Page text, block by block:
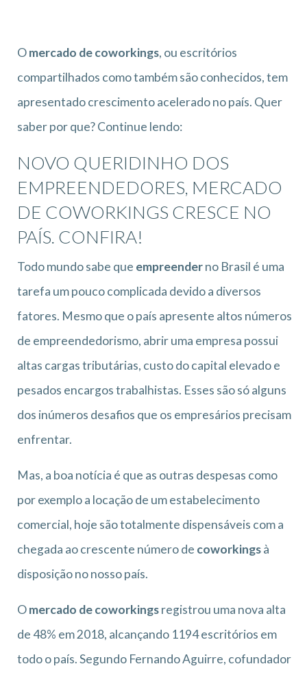
Omercado de coworkings, ou escritórios
compartilhados como também são conhecidos, tem
apresentado crescimento acelerado no país. Quer
saber por que? Continue lendo:
NOVO QUERIDINHO DOS
EMPREENDEDORES, MERCADO
DE COWORKINGS CRESCE NO
PAÍS. CONFIRA!
Todo mundo sabe que empreenderno Brasil é uma
tarefa um pouco complicada devido a diversos
fatores. Mesmo que o país apresente altos números
de empreendedorismo, abrir uma empresa possui
altas cargas tributárias, custo do capital elevado e
pesados encargos trabalhistas. Esses são só alguns
dos inúmeros desafios que os empresários precisam
enfrentar.
Mas, a boa notícia é que as outras despesas como
por exemplo a locação de um estabelecimento
comercial, hoje são totalmente dispensáveis com a
chegada ao crescente número de coworkingsà
disposição no nosso país.
Omercado de coworkingsregistrou uma nova alta
de 48% em 2018, alcançando 1194 escritórios em
todo o país. Segundo Fernando Aguirre, cofundador